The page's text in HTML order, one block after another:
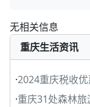
无相关信息
重庆生活资讯
·2024重庆税收
·重庆31处森林